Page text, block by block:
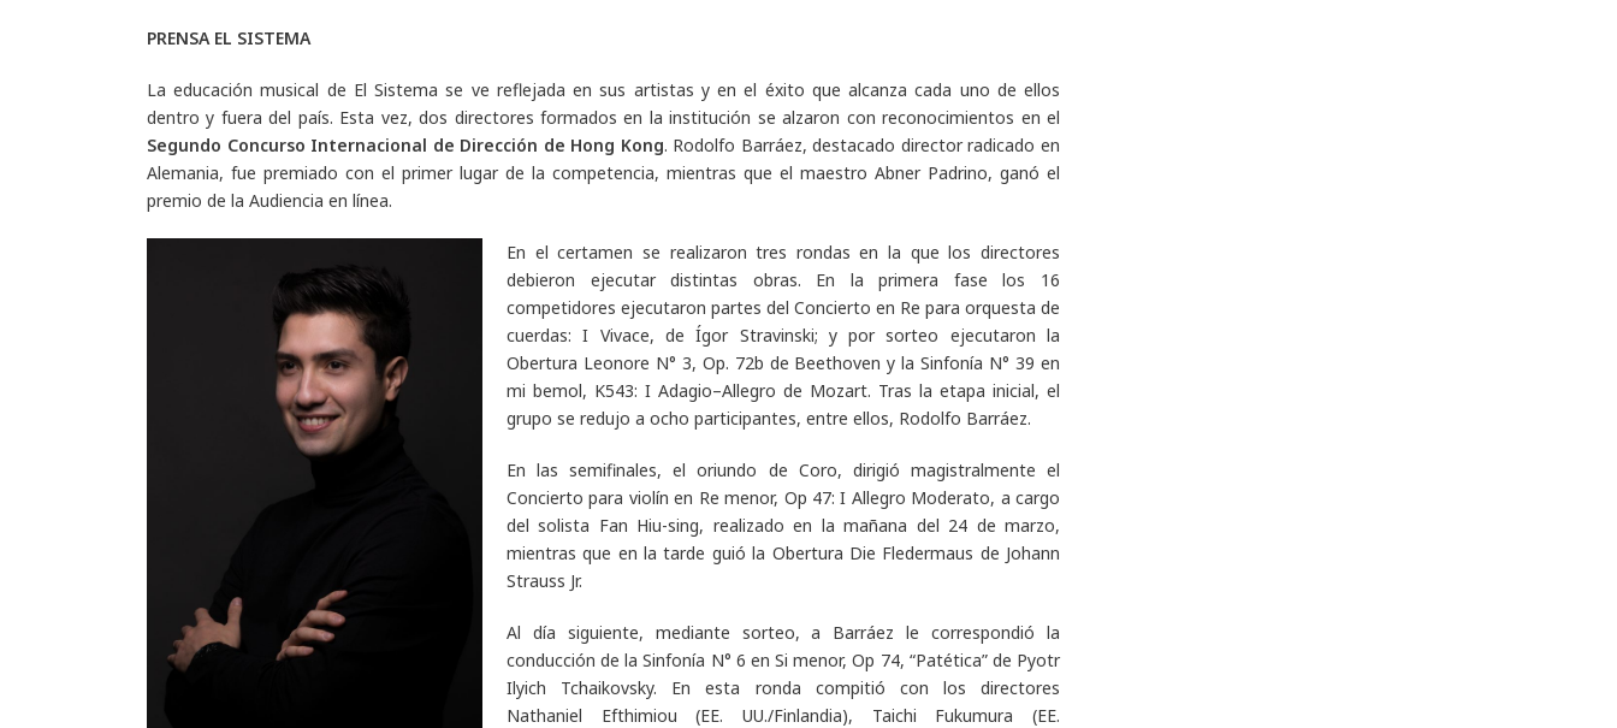
PRENSA EL SISTEMA
La educación musical de El Sistema se ve reflejada en sus artistas y en el éxito que alcanza cada uno de ellos
dentro y fuera del país. Esta vez, dos directores formados en la institución se alzaron con reconocimientos en el
Segundo Concurso Internacional de Dirección de Hong Kong. Rodolfo Barráez, destacado director radicado en
Alemania, fue premiado con el primer lugar de la competencia, mientras que el maestro Abner Padrino, ganó el
premio de la Audiencia en línea.
En el certamen se realizaron tres rondas en la que los directores
debieron ejecutar distintas obras. En la primera fase los 16
competidores ejecutaron partes del Concierto en Re para orquesta de
cuerdas: I Vivace, de Ígor Stravinski; y por sorteo ejecutaron la
Obertura Leonore N° 3, Op. 72b de Beethoven y laSinfonía N° 39 en
mi bemol, K543: I Adagio–Allegro de Mozart. Tras la etapa inicial, el
grupo se redujo a ocho participantes, entre ellos, Rodolfo Barráez.
En las semifinales, el oriundo de Coro, dirigió magistralmente el
Concierto para violín en Re menor, Op 47: I Allegro Moderato, a cargo
del solista Fan Hiu-sing, realizado en la mañana del 24 de marzo,
mientras que en la tarde guió la Obertura Die Fledermaus de Johann
Strauss Jr.
Al día siguiente, mediante sorteo, a Barráez le correspondió la
conducción de laSinfonía N° 6 en Si menor, Op 74, “Patética” de Pyotr
Ilyich Tchaikovsky. En esta ronda compitió con los directores
Nathaniel Efthimiou (EE. UU./Finlandia), Taichi Fukumura ​​​​(EE.